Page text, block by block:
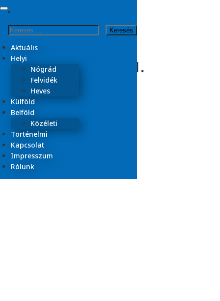
Skip
content
Keresés:
Aktuális
Helyi
Nógrád
Felvidék
Heves
Külföld
Belföld
Közéleti
Történelmi
Kapcsolat
Impresszum
Rólunk
Kezdőlap
2025
április
Nap:2025. április 11.